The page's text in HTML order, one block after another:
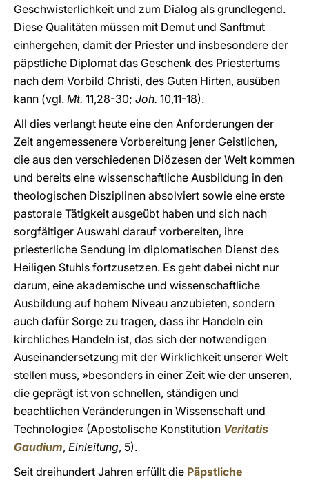
Geschwisterlichkeit und zum Dialog als grundlegend.
Diese Qualitäten müssen mit Demut und Sanftmut
einhergehen, damit der Priester und insbesondere der
päpstliche Diplomat das Geschenk des Priestertums
nach dem Vorbild Christi, des Guten Hirten, ausüben
kann (vgl. Mt. 11,28-30; Joh. 10,11-18).
All dies verlangt heute eine den Anforderungen der
Zeit angemessenere Vorbereitung jener Geistlichen,
die aus den verschiedenen Diözesen der Welt kommen
und bereits eine wissenschaftliche Ausbildung in den
theologischen Disziplinen absolviert sowie eine erste
pastorale Tätigkeit ausgeübt haben und sich nach
sorgfältiger Auswahl darauf vorbereiten, ihre
priesterliche Sendung im diplomatischen Dienst des
Heiligen Stuhls fortzusetzen. Es geht dabei nicht nur
darum, eine akademische und wissenschaftliche
Ausbildung auf hohem Niveau anzubieten, sondern
auch dafür Sorge zu tragen, dass ihr Handeln ein
kirchliches Handeln ist, das sich der notwendigen
Auseinandersetzung mit der Wirklichkeit unserer Welt
stellen muss, »besonders in einer Zeit wie der unseren,
die geprägt ist von schnellen, ständigen und
beachtlichen Veränderungen in Wissenschaft und
Technologie« (Apostolische Konstitution Veritatis
Gaudium, Einleitung, 5).
Seit dreihundert Jahren erfüllt die Päpstliche